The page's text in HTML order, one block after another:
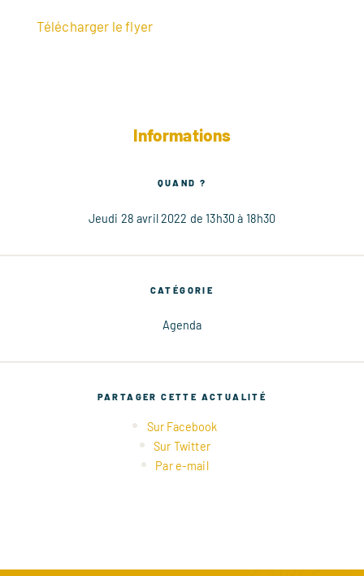
Informations
QUAND ?
Jeudi 28 avril 2022 de 13h30 à 18h30
CATÉGORIE
Agenda
PARTAGER CETTE ACTUALITÉ
Sur Facebook
Sur Twitter
Par e-mail
Télécharger le flyer